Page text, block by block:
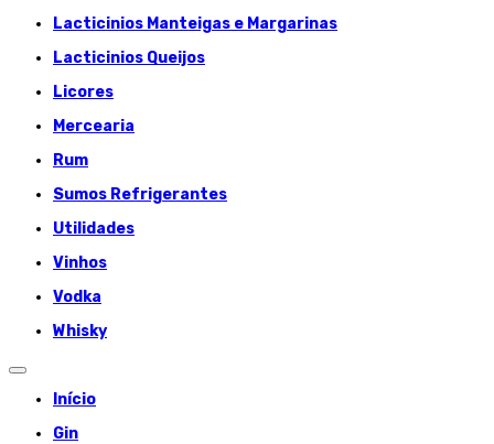
Lacticinios Manteigas e Margarinas
Lacticinios Queijos
Licores
Mercearia
Rum
Sumos Refrigerantes
Utilidades
Vinhos
Vodka
Whisky
Início
Gin